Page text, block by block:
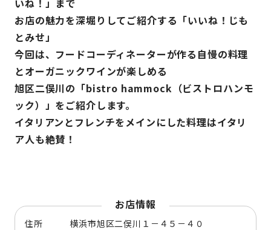
いね！」まで
お店の魅力を深堀りしてご紹介する「いいね！じも
とみせ」
今回は、フードコーディネーターが作る自慢の料理
とオーガニックワインが楽しめる
旭区二俣川の「bistro hammock（ビストロハンモ
ック）」をご紹介します。
イタリアンとフレンチをメインにした料理はイタリ
ア人も絶賛！
お店情報
住所 横浜市旭区二俣川１－４５－４０